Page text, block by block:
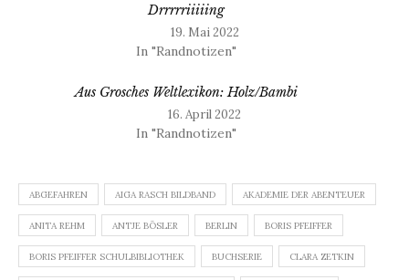
Drrrrriiiiing
19. Mai 2022
In "Randnotizen"
Aus Grosches Weltlexikon: Holz/Bambi
16. April 2022
In "Randnotizen"
ABGEFAHREN AIGA RASCH BILDBAND AKADEMIE DER ABENTEUER
ANITA REHM ANTJE BÖSLER BERLIN BORIS PFEIFFER
BORIS PFEIFFER SCHULBIBLIOTHEK BUCHSERIE CLARA ZETKIN